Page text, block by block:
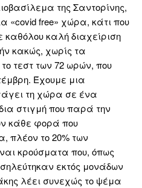
της Σαντορίνης,
«covid free» χώρα, κάτι που
καλή διαχείριση
κακώς, χωρίς τα
τεστ των 72 ωρών, που
Έχουμε μια
τη χώρα σε ένα
στιγμή που παρά την
κάθε φορά που
πλέον το 20% των
κρούσματα που, όπως
εκτός μονάδων
λέει συνεχώς το ψέμα